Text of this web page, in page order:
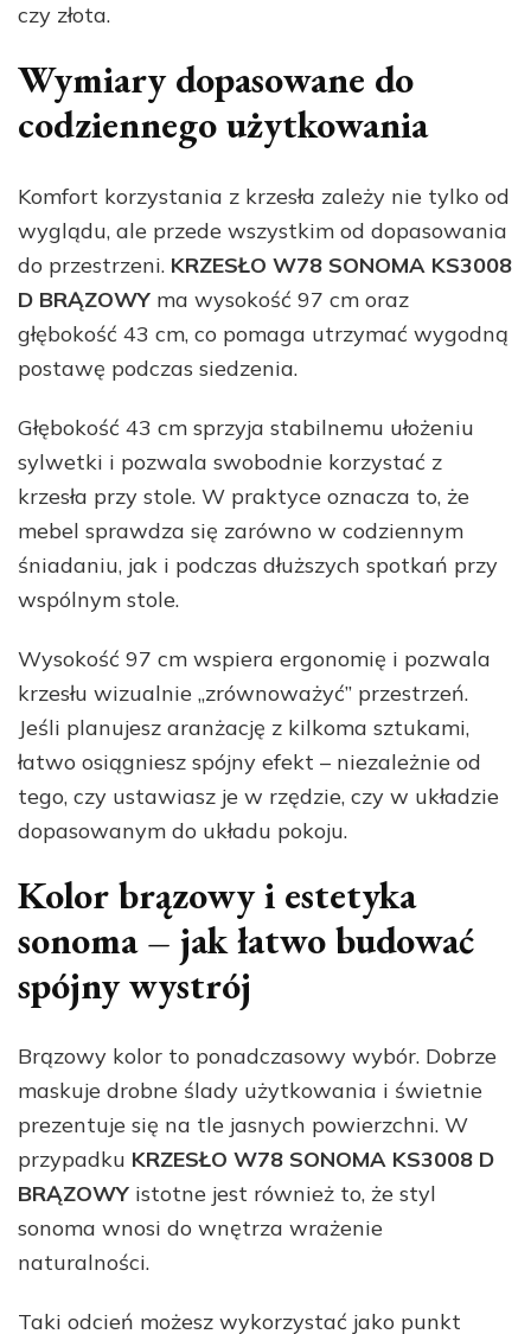
czy złota.
Wymiary dopasowane do
codziennego użytkowania
Komfort korzystania z krzesła zależy nie tylko od
wyglądu, ale przede wszystkim od dopasowania
do przestrzeni. KRZESŁO W78 SONOMA KS3008
D BRĄZOWY ma wysokość 97 cm oraz
głębokość 43 cm, co pomaga utrzymać wygodną
postawę podczas siedzenia.
Głębokość 43 cm sprzyja stabilnemu ułożeniu
sylwetki i pozwala swobodnie korzystać z
krzesła przy stole. W praktyce oznacza to, że
mebel sprawdza się zarówno w codziennym
śniadaniu, jak i podczas dłuższych spotkań przy
wspólnym stole.
Wysokość 97 cm wspiera ergonomię i pozwala
krzesłu wizualnie „zrównoważyć” przestrzeń.
Jeśli planujesz aranżację z kilkoma sztukami,
łatwo osiągniesz spójny efekt – niezależnie od
tego, czy ustawiasz je w rzędzie, czy w układzie
dopasowanym do układu pokoju.
Kolor brązowy i estetyka
sonoma – jak łatwo budować
spójny wystrój
Brązowy kolor to ponadczasowy wybór. Dobrze
maskuje drobne ślady użytkowania i świetnie
prezentuje się na tle jasnych powierzchni. W
przypadku KRZESŁO W78 SONOMA KS3008 D
BRĄZOWY istotne jest również to, że styl
sonoma wnosi do wnętrza wrażenie
naturalności.
Taki odcień możesz wykorzystać jako punkt